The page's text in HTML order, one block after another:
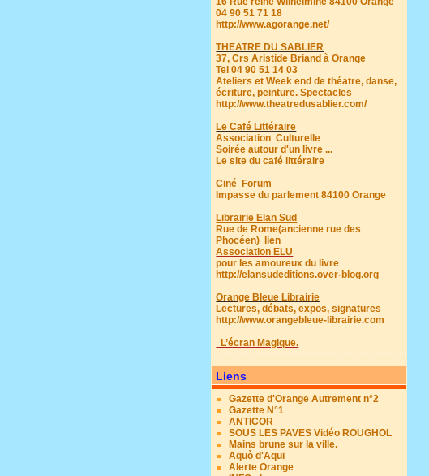
04 90 51 71 18
http://www.agorange.net/
THEATRE DU SABLIER
37, Crs Aristide Briand à Orange
Tel 04 90 51 14 03
Ateliers et Week end de théatre, danse,
écriture, peinture. Spectacles
http://www.theatredusablier.com/
Le Café Littéraire
Association Culturelle
Soirée autour d'un livre ...
Le site du café littéraire
Ciné Forum
Impasse du parlement 84100 Orange
Librairie Elan Sud
Rue de Rome(ancienne rue des
Phocéen)
lien
Association ELU
pour les amoureux du livre
http://elansudeditions.over-blog.org
Orange Bleue Librairie
Lectures, débats, expos, signatures
http://www.orangebleue-librairie.com
L’écran Magique.
Liens
Gazette d'Orange Autrement n°2
Gazette N°1
ANTICOR
SOUS LES PAVES Vidéo ROUGHOL
Mains brune sur la ville.
Aquò d'Aqui
Alerte Orange